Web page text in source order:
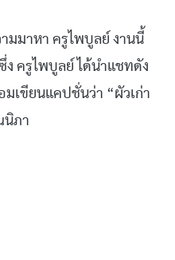
มมาหา ครูไพบูลย์ งานนี้
ง ครูไพบูลย์ ได้นำแชทดัง
มเขียนแคปชั่นว่า “ผัวเก่า
ภา